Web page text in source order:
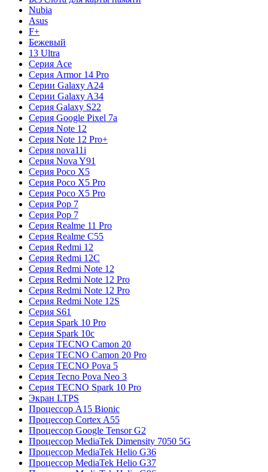
Nubia
Asus
F+
Бежевый
13 Ultra
Серия Ace
Серия Armor 14 Pro
Серии Galaxy A24
Серии Galaxy A34
Серия Galaxy S22
Серия Google Pixel 7a
Серия Note 12
Серия Note 12 Pro+
Серия nova11i
Серия Nova Y91
Серия Poco X5
Серия Poco X5 Pro
Серия Poco X5 Pro
Серия Pop 7
Серия Pop 7
Серия Realme 11 Pro
Серия Realme C55
Серия Redmi 12
Серия Redmi 12C
Серия Redmi Note 12
Серия Redmi Note 12 Pro
Серия Redmi Note 12 Pro
Серия Redmi Note 12S
Серия S61
Серия Spark 10 Pro
Серия Spark 10c
Серия TECNO Camon 20
Серия TECNO Camon 20 Pro
Серия TECNO Pova 5
Серия Tecno Pova Neo 3
Серия TECNO Spark 10 Pro
Экран LTPS
Процессор A15 Bionic
Процессор Cortex A55
Процессор Google Tensor G2
Процессор MediaTek Dimensity 7050 5G
Процессор MediaTek Helio G36
Процессор MediaTek Helio G37